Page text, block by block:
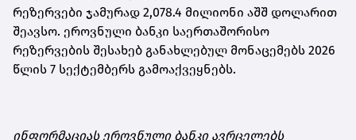
რეზერვები ჯამურად 2,078.4 მილიონი აშშ დოლარით
შეავსო. ეროვნული ბანკი საერთაშორისო
რეზერვების შესახებ განახლებულ მონაცემებს 2026
წლის 7 სექტემბერს გამოაქვეყნებს.
ინფორმაციას ეროვნული ბანკი ავრცელებს